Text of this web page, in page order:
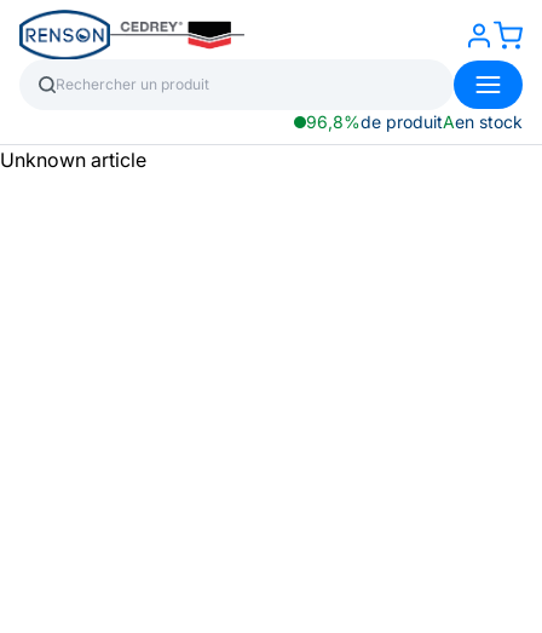
96,8%de produitAen stock
Unknown article